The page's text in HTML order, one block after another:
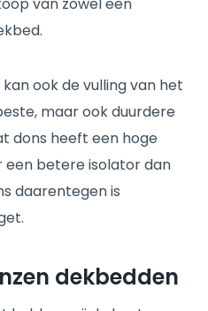
ook de vulling van het
maar ook duurdere
dons heeft een hoge
een betere isolator dan
daarentegen is
dekbedden